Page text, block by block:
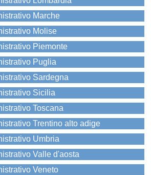
Marche
Molise
Piemonte
Puglia
Sardegna
Sicilia
Toscana
Trentino alto adige
Umbria
Valle d'aosta
Veneto